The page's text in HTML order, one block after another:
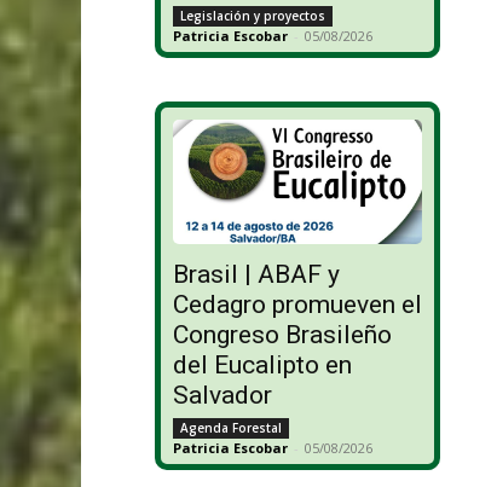
Legislación y proyectos
Patricia Escobar - 05/08/2026
Brasil | ABAF y
Cedagro promueven el
Congreso Brasileño
del Eucalipto en
Salvador
Agenda Forestal
Patricia Escobar - 05/08/2026